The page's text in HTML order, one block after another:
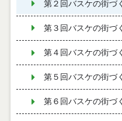
第２回バスケの街づ
第３回バスケの街づ
第４回バスケの街づ
第５回バスケの街づ
第６回バスケの街づ